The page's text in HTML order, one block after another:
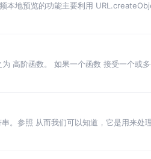
地预览的功能主要利用
表示参数中给出的对象的 …
高阶函数。 如果一个函数 接受一个或
件（Stateless Component） 时，该高阶
。参照 从而我们可以知道，它是用来处
对象实例。在这个实…